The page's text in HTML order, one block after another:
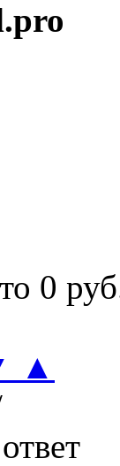
0
▲